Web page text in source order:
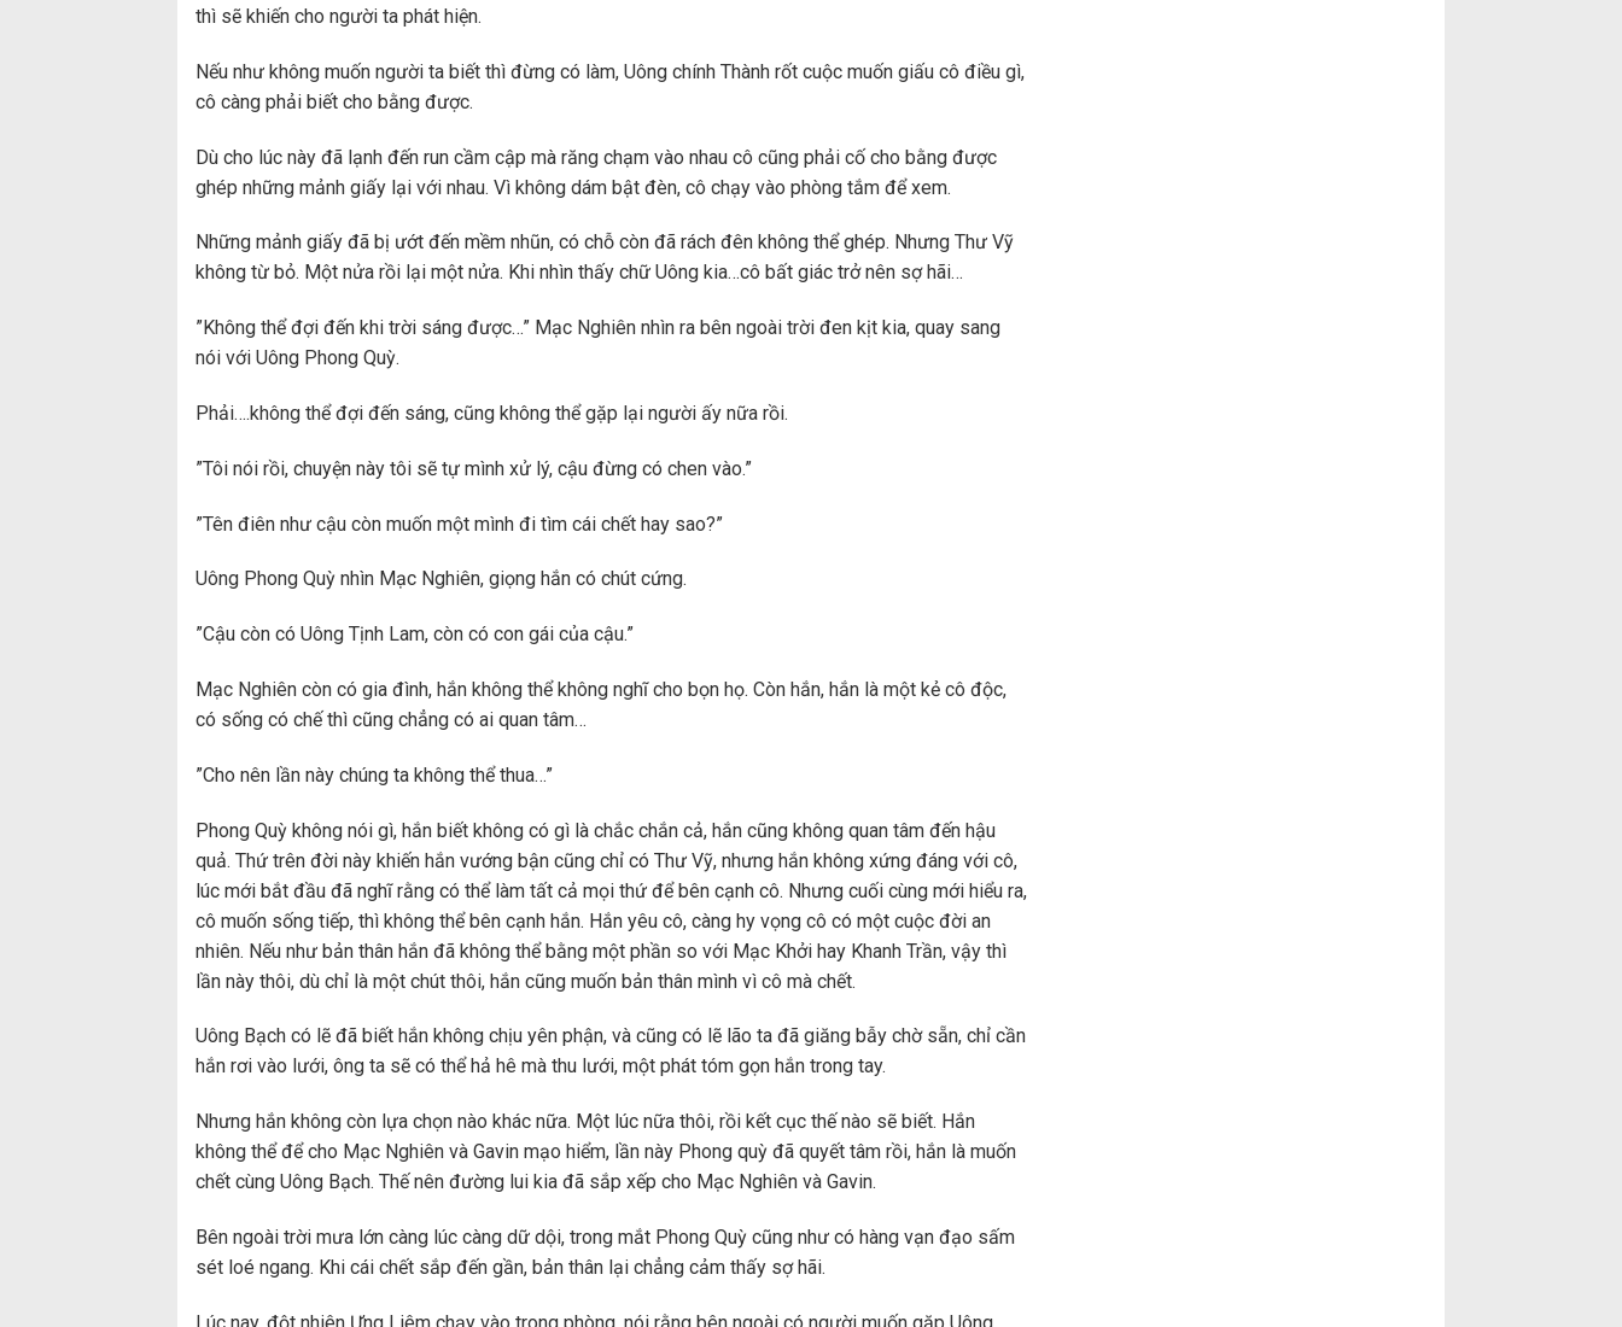
thì sẽ khiến cho người ta phát hiện.
Nếu như không muốn người ta biết thì đừng có làm, Uông chính Thành rốt cuộc muốn giấu cô điều gì,
cô càng phải biết cho bằng được.
Dù cho lúc này đã lạnh đến run cầm cập mà răng chạm vào nhau cô cũng phải cố cho bằng được
ghép những mảnh giấy lại với nhau. Vì không dám bật đèn, cô chạy vào phòng tắm để xem.
Những mảnh giấy đã bị ướt đến mềm nhũn, có chỗ còn đã rách đên không thể ghép. Nhưng Thư Vỹ
không từ bỏ. Một nửa rồi lại một nửa. Khi nhìn thấy chữ Uông kia…cô bất giác trở nên sợ hãi…
”Không thể đợi đến khi trời sáng được…” Mạc Nghiên nhìn ra bên ngoài trời đen kịt kia, quay sang
nói với Uông Phong Quỳ.
Phải….không thể đợi đến sáng, cũng không thể gặp lại người ấy nữa rồi.
”Tôi nói rồi, chuyện này tôi sẽ tự mình xử lý, cậu đừng có chen vào.”
”Tên điên như cậu còn muốn một mình đi tìm cái chết hay sao?”
Uông Phong Quỳ nhìn Mạc Nghiên, giọng hắn có chút cứng.
”Cậu còn có Uông Tịnh Lam, còn có con gái của cậu.”
Mạc Nghiên còn có gia đình, hắn không thể không nghĩ cho bọn họ. Còn hắn, hắn là một kẻ cô độc,
có sống có chế thì cũng chẳng có ai quan tâm…
”Cho nên lần này chúng ta không thể thua…”
Phong Quỳ không nói gì, hắn biết không có gì là chắc chắn cả, hắn cũng không quan tâm đến hậu
quả. Thứ trên đời này khiến hắn vướng bận cũng chỉ có Thư Vỹ, nhưng hắn không xứng đáng với cô,
lúc mới bắt đầu đã nghĩ rằng có thể làm tất cả mọi thứ để bên cạnh cô. Nhưng cuối cùng mới hiểu ra,
cô muốn sống tiếp, thì không thể bên cạnh hắn. Hắn yêu cô, càng hy vọng cô có một cuộc đời an
nhiên. Nếu như bản thân hắn đã không thể bằng một phần so với Mạc Khởi hay Khanh Trần, vậy thì
lần này thôi, dù chỉ là một chút thôi, hắn cũng muốn bản thân mình vì cô mà chết.
Uông Bạch có lẽ đã biết hắn không chịu yên phận, và cũng có lẽ lão ta đã giăng bẫy chờ sẵn, chỉ cần
hắn rơi vào lưới, ông ta sẽ có thể hả hê mà thu lưới, một phát tóm gọn hắn trong tay.
Nhưng hắn không còn lựa chọn nào khác nữa. Một lúc nữa thôi, rồi kết cục thế nào sẽ biết. Hắn
không thể để cho Mạc Nghiên và Gavin mạo hiểm, lần này Phong quỳ đã quyết tâm rồi, hắn là muốn
chết cùng Uông Bạch. Thế nên đường lui kia đã sắp xếp cho Mạc Nghiên và Gavin.
Bên ngoài trời mưa lớn càng lúc càng dữ dội, trong mắt Phong Quỳ cũng như có hàng vạn đạo sấm
sét loé ngang. Khi cái chết sắp đến gần, bản thân lại chẳng cảm thấy sợ hãi.